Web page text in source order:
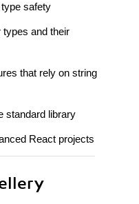
safety
types and their
that rely on string
standard library
React projects